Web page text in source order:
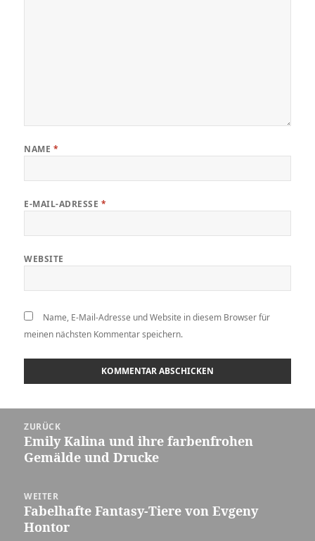
NAME *
E-MAIL-ADRESSE *
WEBSITE
Name, E-Mail-Adresse und Website in diesem Browser für
meinen nächsten Kommentar speichern.
ZURÜCK
Vorheriger
Beitrag:
Emily Kalina und ihre farbenfrohen
Gemälde und Drucke
WEITER
Nächster
Beitrag:
Fabelhafte Fantasy-Tiere von Evgeny
Hontor